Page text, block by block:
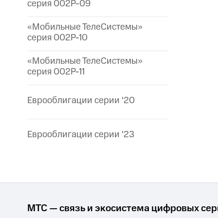
серия 002P-09
«Мобильные ТелеСистемы»
серия 002P-10
«Мобильные ТелеСистемы»
серия 002P-11
Еврооблигации серии '20
Еврооблигации серии '23
МТС — связь и экосистема цифровых